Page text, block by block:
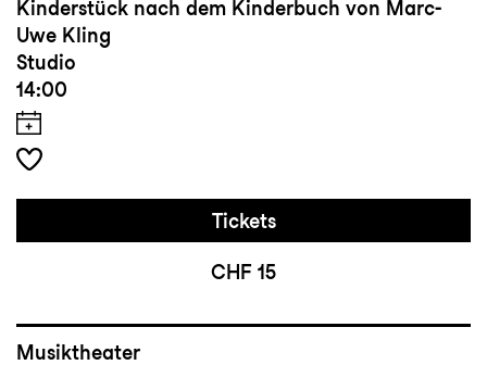
Kinderstück nach dem Kinderbuch von Marc-
Uwe Kling
Studio
14:00
Tickets
CHF 15
Musiktheater